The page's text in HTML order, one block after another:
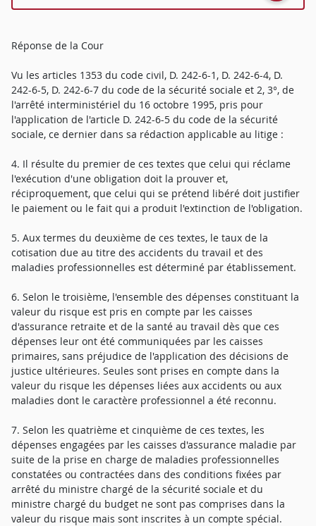
Réponse de la Cour
Vu les articles 1353 du code civil, D. 242-6-1, D. 242-6-4, D.
242-6-5, D. 242-6-7 du code de la sécurité sociale et 2, 3°, de
l'arrêté interministériel du 16 octobre 1995, pris pour
l'application de l'article D. 242-6-5 du code de la sécurité
sociale, ce dernier dans sa rédaction applicable au litige :
4. Il résulte du premier de ces textes que celui qui réclame
l'exécution d'une obligation doit la prouver et,
réciproquement, que celui qui se prétend libéré doit justifier
le paiement ou le fait qui a produit l'extinction de l'obligation.
5. Aux termes du deuxième de ces textes, le taux de la
cotisation due au titre des accidents du travail et des
maladies professionnelles est déterminé par établissement.
6. Selon le troisième, l'ensemble des dépenses constituant la
valeur du risque est pris en compte par les caisses
d'assurance retraite et de la santé au travail dès que ces
dépenses leur ont été communiquées par les caisses
primaires, sans préjudice de l'application des décisions de
justice ultérieures. Seules sont prises en compte dans la
valeur du risque les dépenses liées aux accidents ou aux
maladies dont le caractère professionnel a été reconnu.
7. Selon les quatrième et cinquième de ces textes, les
dépenses engagées par les caisses d'assurance maladie par
suite de la prise en charge de maladies professionnelles
constatées ou contractées dans des conditions fixées par
arrêté du ministre chargé de la sécurité sociale et du
ministre chargé du budget ne sont pas comprises dans la
valeur du risque mais sont inscrites à un compte spécial.